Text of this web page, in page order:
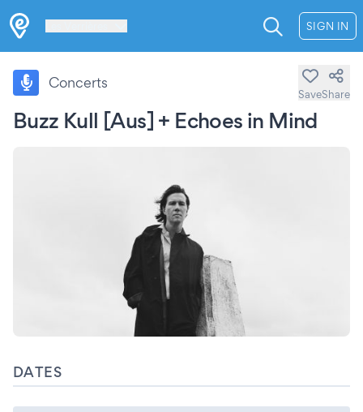
SIGN IN
Buzz Kull [Aus] + Echoes in Mind
Concerts
SaveShare
DATES